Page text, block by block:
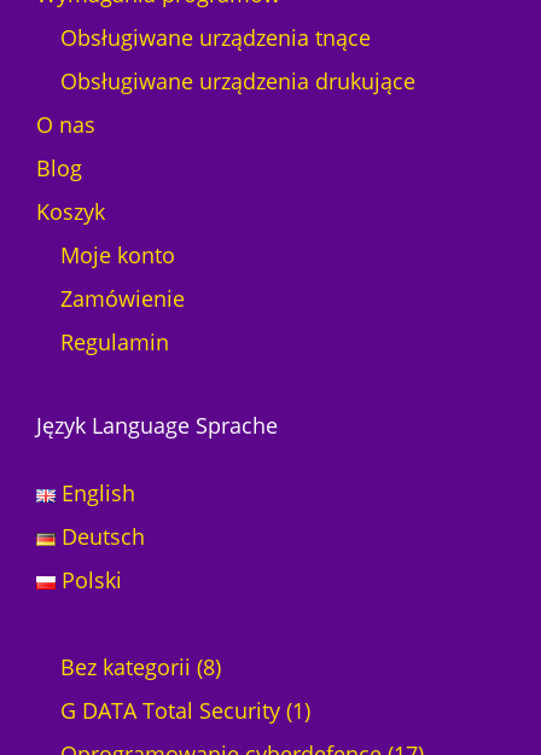
Obsługiwane urządzenia tnące
Obsługiwane urządzenia drukujące
O nas
Blog
Koszyk
Moje konto
Zamówienie
Regulamin
Język Language Sprache
English
Deutsch
Polski
Bez kategorii 88
p
G DATA Total Security 11